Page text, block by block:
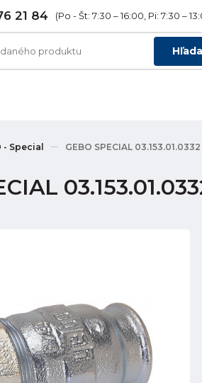
21 84 (Po - Št: 7:30 – 16:00, Pi: 7:30 –
- Special GEBO SPECIAL